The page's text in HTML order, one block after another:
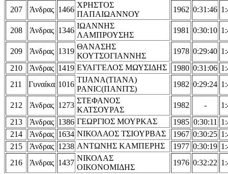
207
Άνδρας 1466
ΧΡΗΣΤΟΣ
ΠΑΠΑΙΩΑΝΝΟΥ
1962 0:31:46
208 Άνδρας 1346
ΙΩΑΝΝΗΣ
ΛΑΜΠΡΟΥΣΗΣ
1981 0:30:10
209 Άνδρας 1319
ΘΑΝΑΣΗΣ
ΚΟΥΤΣΟΓΙΑΝΝΗΣ
1978 0:29:40
210
Άνδρας 1419 ΕΥΑΓΓΕΛΟΣ ΜΩΥΣΙΔΗΣ 1980 0:31:06
211
Γυναίκα 1016
TIJANA(ΤΙΑΝΑ)
PANIC(ΠΑΝΙΤΣ)
1982 0:29:24
212 Άνδρας 1273
ΣΤΕΦΑΝΟΣ
ΚΑΤΣΟΥΡΑΣ
1982 -
213
Άνδρας 1386 ΓΕΩΡΓΙΟΣ ΜΟΥΡΚΑΣ 1985 0:30:11
214
Άνδρας 1634 ΝΙΚΟΛΑΟΣ ΤΣΙΟΥΡΒΑΣ 1967 0:30:25
215
Άνδρας 1238 ΑΝΤΩΝΗΣ ΚΑΜΠΕΡΗΣ 1977 0:30:19
216
Άνδρας 1437
ΝΙΚΟΛΑΣ
ΟΙΚΟΝΟΜΙΔΗΣ
1976 0:32:22